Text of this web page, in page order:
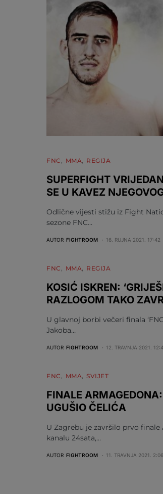
FNC MMA REGIJA
SUPERFIGHT
SE U KAVEZ
Odlične vijesti stižu iz Fight
sezone FNC…
AUTOR FIGHTROOM 16. RUJNA 2021. 17:42
FNC MMA REGIJA
KOSIĆ ISKREN:
RAZLOGOM TAKO
U glavnoj borbi večeri finala
Jakoba…
AUTOR FIGHTROOM 12. TRAVNJA 2021.
FNC MMA SVIJET
FINALE
UGUŠIO ČELIĆA
U Zagrebu je završilo prvo
kanalu 24sata,…
AUTOR FIGHTROOM 11. TRAVNJA 2021. 2:06